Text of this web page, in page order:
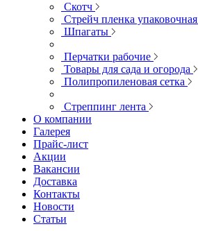
Скотч
Стрейч пленка упаковочная
Шпагаты
Перчатки рабочие
Товары для сада и огорода
Полипропиленовая сетка
Стреппинг лента
О компании
Галерея
Прайс-лист
Акции
Вакансии
Доставка
Контакты
Новости
Статьи